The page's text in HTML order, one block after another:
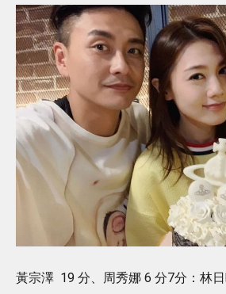
黃宗澤 19 分、周秀娜 6 分7分：林